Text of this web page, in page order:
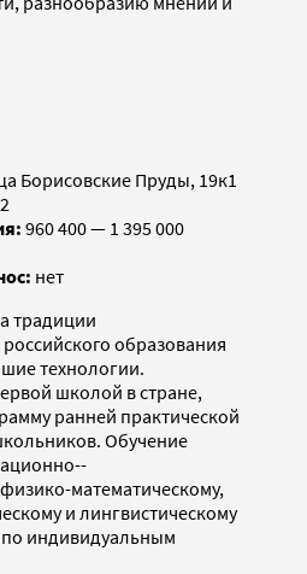
Борисовские Пруды, 19к1
960 400 — 1 395 000
нет
традиции
образования
технологии.
школой в стране,
ранней практической
Обучение
математическому,
и лингвистическому
индивидуальным